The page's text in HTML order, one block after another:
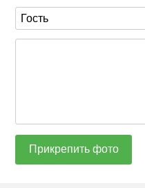
Прикрепить фото